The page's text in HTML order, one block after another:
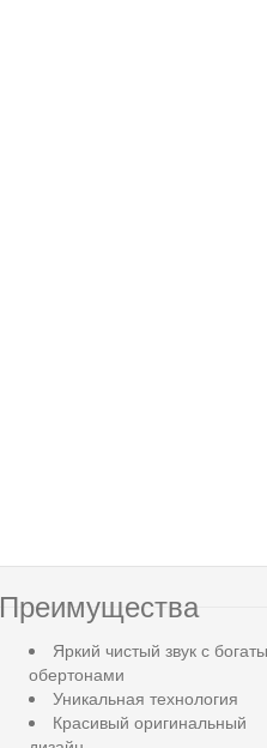
Преимущества
Яркий чистый звук с
обертонами
Уникальная технология
Красивый оригинальный